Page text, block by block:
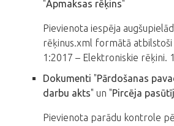
"Apmaksas rēķins"
Pievienota iespēja
rēķinus.xml formātā atbilstoši
1:2017 – Elektroniskie rēķini.
Dokumenti "Pārdošanas
darbu akts" un "Pircēja
Pievienota parādu kontrole